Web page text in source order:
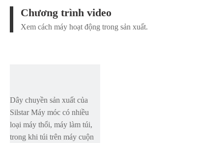
hàng
kỹ thuật
Dịch vụ vận hành máy ở nước ngoài có sẵn.
Chương trình video
Xem cách máy hoạt động trong sản xuất.
Dây chuyền sản xuất của
Silstar Máy móc có nhiều
loại máy thổi, máy làm túi,
trong khi túi trên máy cuộn